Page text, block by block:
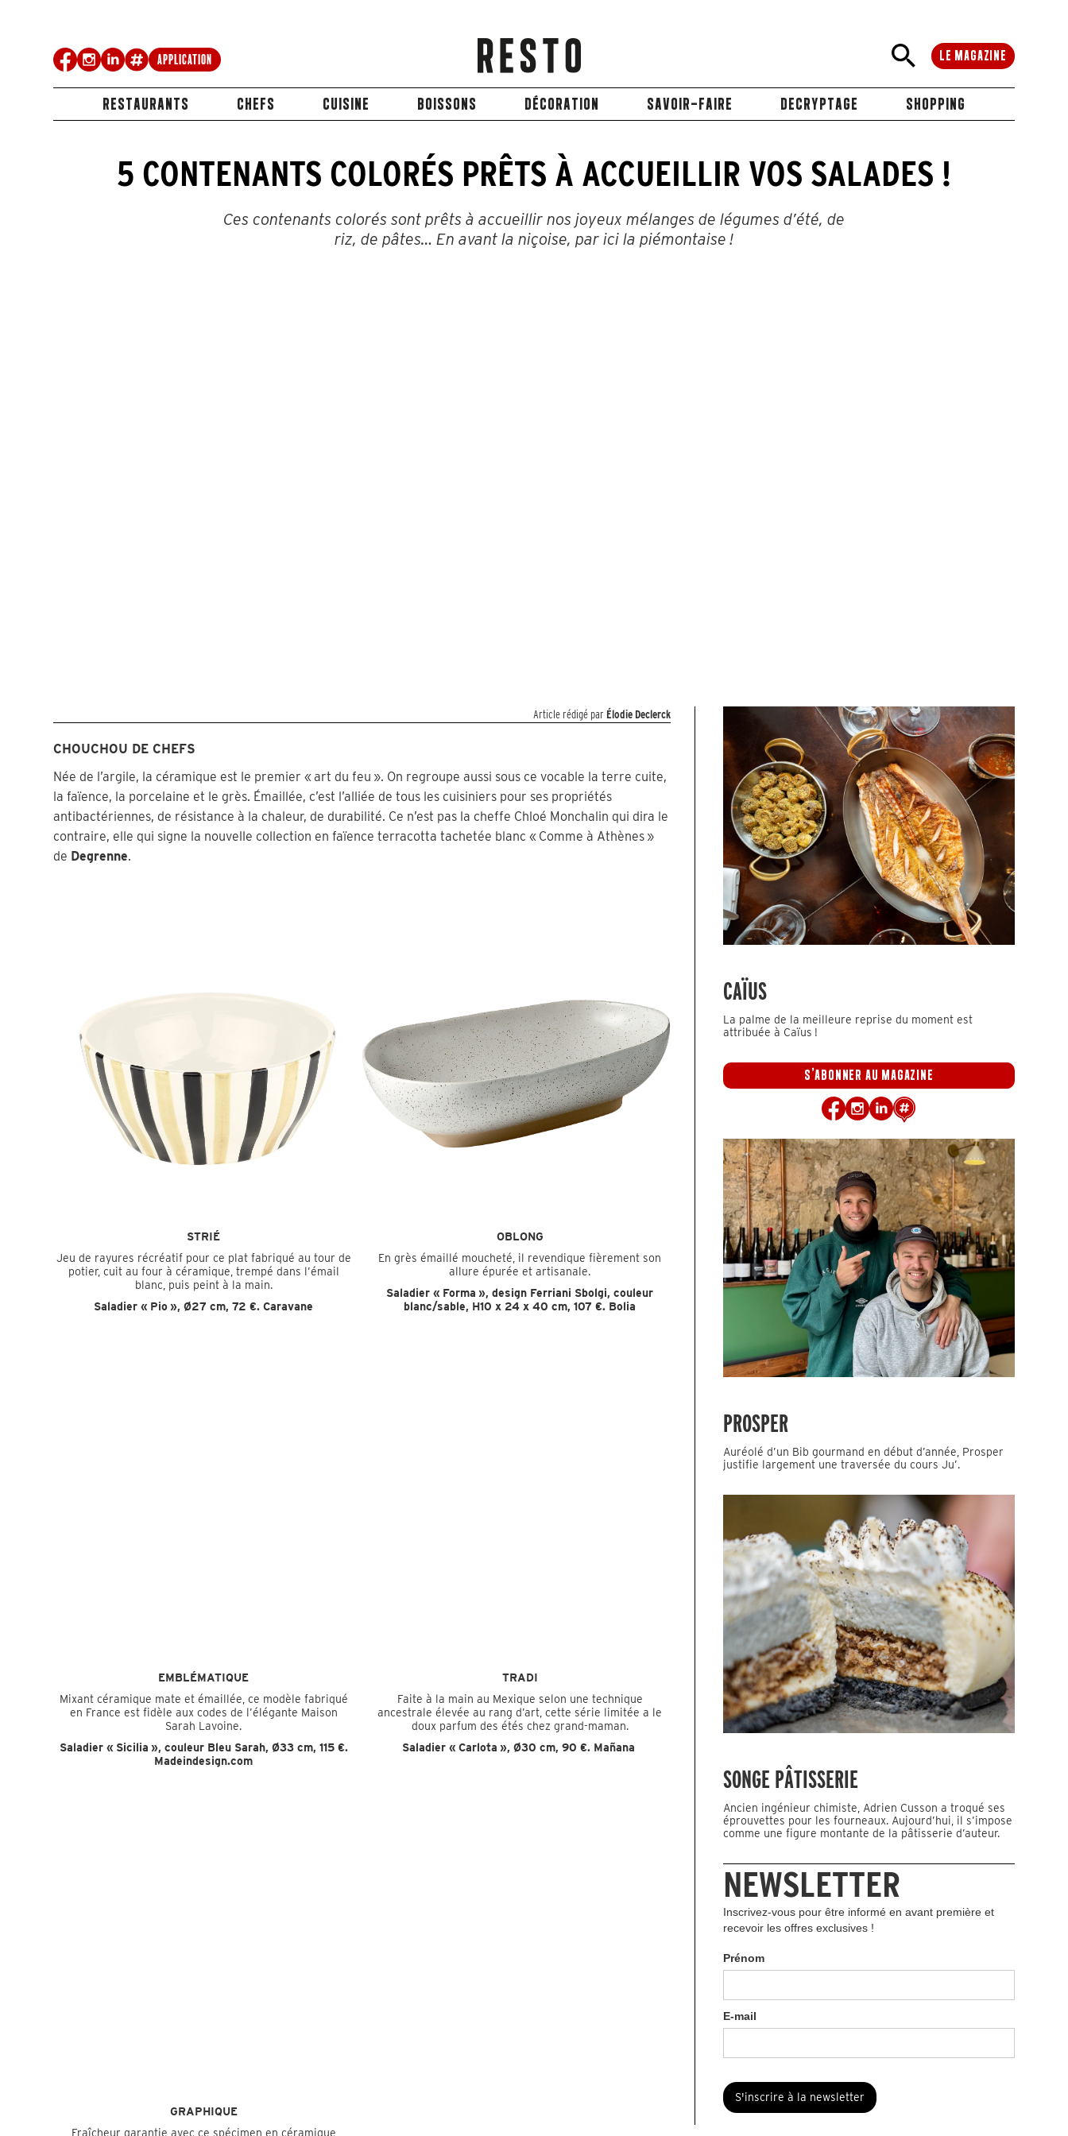
Application LE MAGAZINE
RESTAURANTS CHEFS CUISINE BOISSONS DÉCORATION SAVOIR-FAIRE DECRYPTAGE SHOPPING
5 CONTENANTS COLORÉS PRÊTS À ACCUEILLIR VOS SALADES !
Ces contenants colorés sont prêts à accueillir nos joyeux mélanges de légumes d’été, de
riz, de pâtes… En avant la niçoise, par ici la piémontaise !
Article rédigé par Élodie Declerck
CHOUCHOU DE CHEFS
Née de l’argile, la céramique est le premier « art du feu ». On regroupe aussi sous ce vocable la terre cuite,
la faïence, la porcelaine et le grès. Émaillée, c’est l’alliée de tous les cuisiniers pour ses propriétés
antibactériennes, de résistance à la chaleur, de durabilité. Ce n’est pas la cheffe Chloé Monchalin qui dira le
contraire, elle qui signe la nouvelle collection en faïence terracotta tachetée blanc « Comme à Athènes »
de Degrenne.
STRIÉ
Jeu de rayures récréatif pour ce plat fabriqué au tour de
potier, cuit au four à céramique, trempé dans l’émail
blanc, puis peint à la main.
Saladier « Pio », Ø27 cm, 72 €.Caravane
OBLONG
En grès émaillé moucheté, il revendique fièrement son
allure épurée et artisanale.
Saladier « Forma », design Ferriani Sbolgi, couleur
blanc/sable, H10 x 24 x 40 cm, 107 €. Bolia
EMBLÉMATIQUE
Mixant céramique mate et émaillée, ce modèle fabriqué
en France est fidèle aux codes de l’élégante Maison
Sarah Lavoine.
Saladier « Sicilia », couleur Bleu Sarah, Ø33 cm, 115 €.
Madeindesign.com
TRADI
Faite à la main au Mexique selon une technique
ancestrale élevée au rang d’art, cette série limitée a le
doux parfum des étés chez grand-maman.
Saladier « Carlota », Ø30 cm, 90 €.Mañana
GRAPHIQUE
Fraîcheur garantie avec ce spécimen en céramique
CAÏUS
La palme de la meilleure reprise du moment est
attribuée à Caïus !
S'ABONNER AU MAGAZINE
PROSPER
Auréolé d’un Bib gourmand en début d’année, Prosper
justifie largement une traversée du cours Ju’.
SONGE PÂTISSERIE
Ancien ingénieur chimiste, Adrien Cusson a troqué ses
éprouvettes pour les fourneaux. Aujourd’hui, il s’impose
comme une figure montante de la pâtisserie d’auteur.
NEWSLETTER
Inscrivez-vous pour être informé en avant première et
recevoir les offres exclusives !
Prénom
E-mail